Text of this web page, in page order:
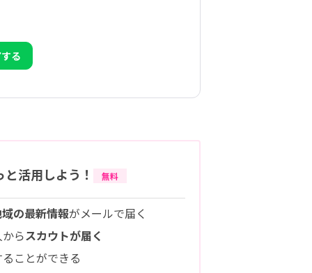
る
活用しよう！ 無料
の最新情報がメールで届く
らスカウトが届く
ことができる